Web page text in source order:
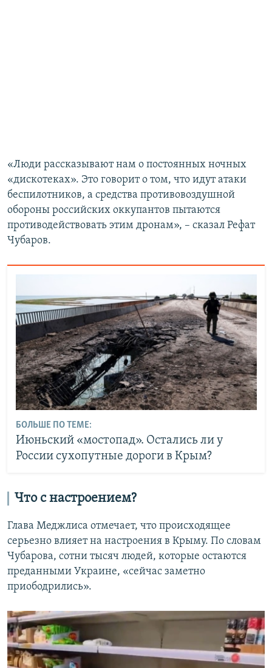
«Люди рассказывают нам о постоянных ночных
«дискотеках». Это говорит о том, что идут атаки
беспилотников, а средства противовоздушной
обороны российских оккупантов пытаются
противодействовать этим дронам», – сказал Рефат
Чубаров.
БОЛЬШЕ ПО ТЕМЕ:
Июньский «мостопад». Остались ли у
России сухопутные дороги в Крым?
Что с настроением?
Глава Меджлиса отмечает, что происходящее
серьезно влияет на настроения в Крыму. По словам
Чубарова, сотни тысяч людей, которые остаются
преданными Украине, «сейчас заметно
приободрились».